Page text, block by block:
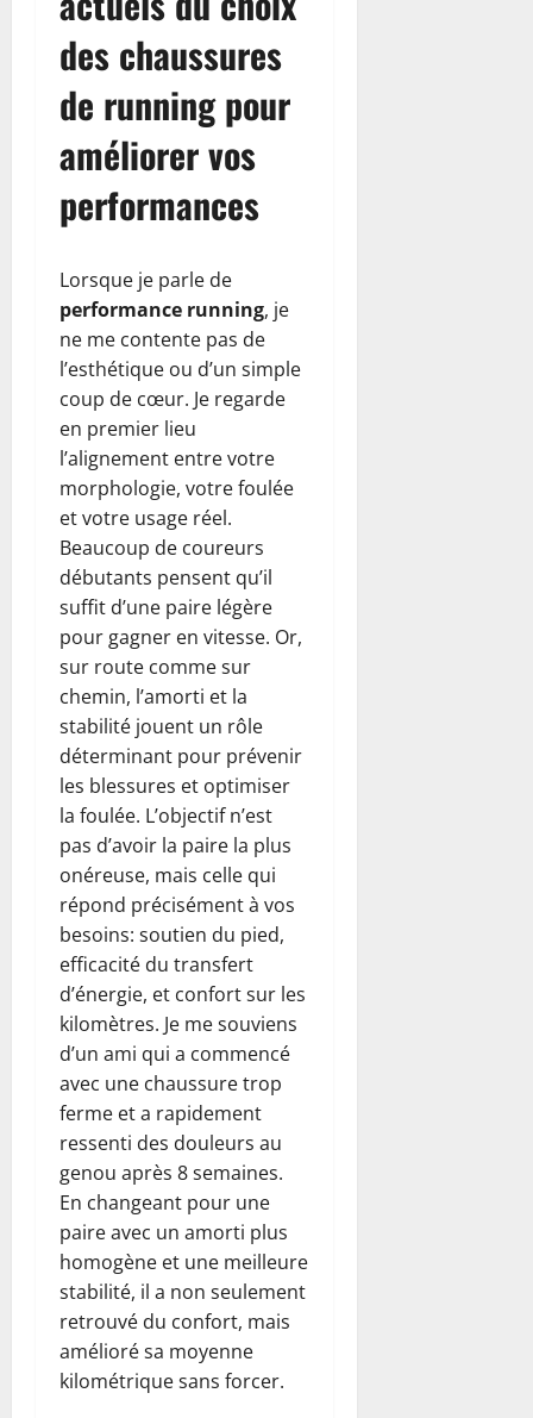
des chaussures
de running pour
améliorer vos
performances
Lorsque je parle de
performance running, je
ne me contente pas de
l’esthétique ou d’un simple
coup de cœur. Je regarde
en premier lieu
l’alignement entre votre
morphologie, votre foulée
et votre usage réel.
Beaucoup de coureurs
débutants pensent qu’il
suffit d’une paire légère
pour gagner en vitesse. Or,
sur route comme sur
chemin, l’amorti et la
stabilité jouent un rôle
déterminant pour prévenir
les blessures et optimiser
la foulée. L’objectif n’est
pas d’avoir la paire la plus
onéreuse, mais celle qui
répond précisément à vos
besoins: soutien du pied,
efficacité du transfert
d’énergie, et confort sur les
kilomètres. Je me souviens
d’un ami qui a commencé
avec une chaussure trop
ferme et a rapidement
ressenti des douleurs au
genou après 8 semaines.
En changeant pour une
paire avec un amorti plus
homogène et une meilleure
stabilité, il a non seulement
retrouvé du confort, mais
amélioré sa moyenne
kilométrique sans forcer.